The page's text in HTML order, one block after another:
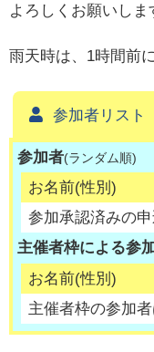
よろしくお願いしま
雨天時は、1時間前
参加者リスト
参加者(ランダム順)
お名前(性別)
参加承認済みの
主催者枠による参
お名前(性別)
主催者枠の参加